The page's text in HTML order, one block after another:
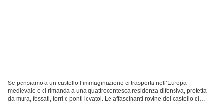
Se pensiamo a un castello l’immaginazione ci trasporta nell’Europa
medievale e ci rimanda a una quattrocentesca residenza difensiva, protetta
da mura, fossati, torri e ponti levatoi. Le affascinanti rovine del castello di